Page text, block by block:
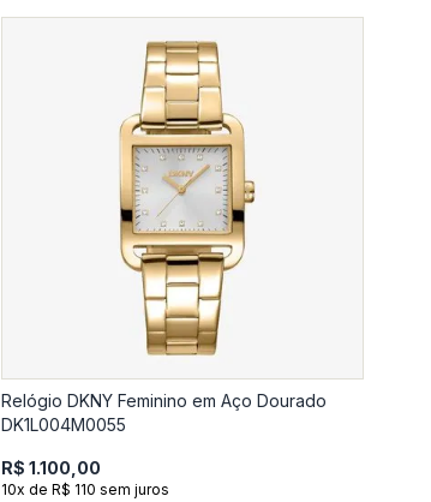
Relógio DKNY Feminino em Aço Dourado
DK1L004M0055
R$ 1.100,00
10x de R$ 110 sem juros